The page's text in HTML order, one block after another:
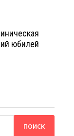
юбилей